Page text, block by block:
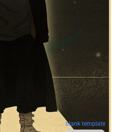
blank template